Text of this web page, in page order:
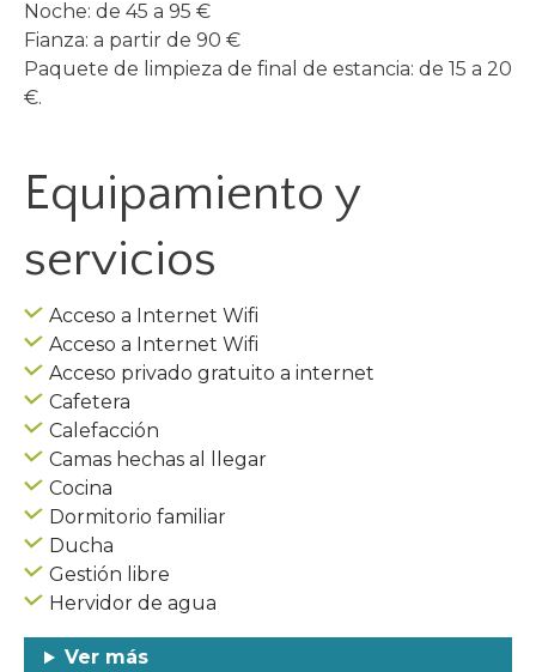
Noche: de 45 a 95 €
Fianza: a partir de 90 €
Paquete de limpieza de final de estancia: de 15 a 20
€.
Equipamiento y
servicios
Acceso a Internet Wifi
Acceso a Internet Wifi
Acceso privado gratuito a internet
Cafetera
Calefacción
Camas hechas al llegar
Cocina
Dormitorio familiar
Ducha
Gestión libre
Hervidor de agua
Ver más